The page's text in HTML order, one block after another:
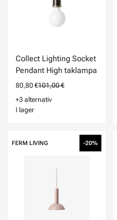
Collect Lighting Socket
Pendant High taklampa
80,80 €101,00 €
+3 alternativ
I lager
FERM LIVING -20%